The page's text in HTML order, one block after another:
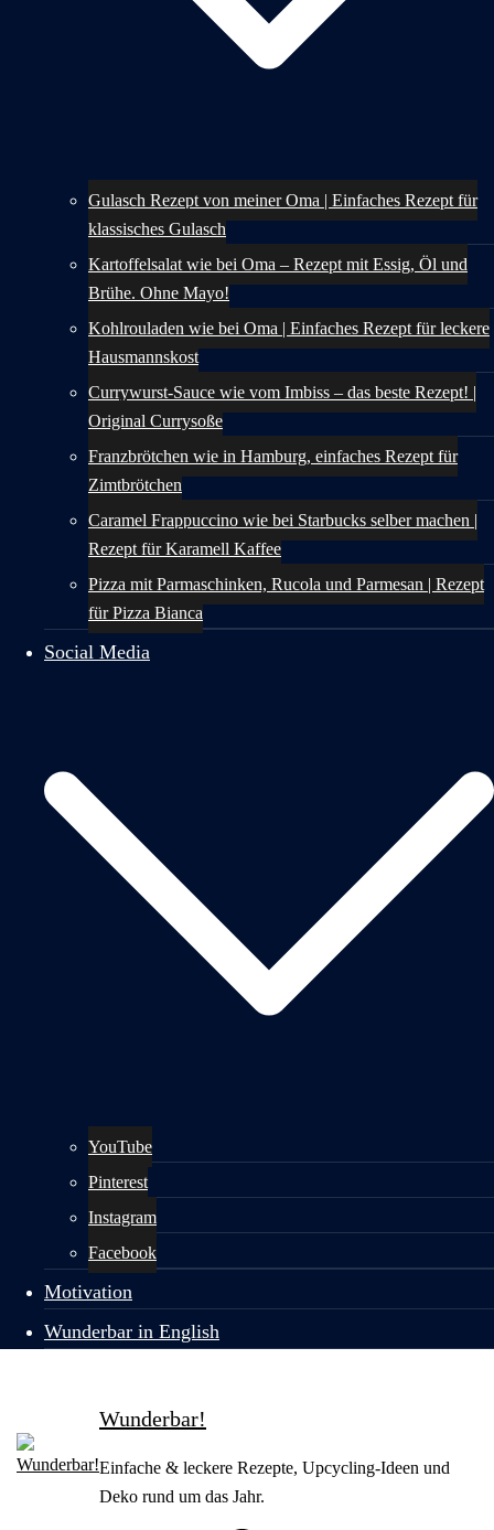
Gulasch Rezept von meiner Oma | Einfaches Rezept für
klassisches Gulasch
Kartoffelsalat wie bei Oma – Rezept mit Essig, Öl und
Brühe. Ohne Mayo!
Kohlrouladen wie bei Oma | Einfaches Rezept für leckere
Hausmannskost
Currywurst-Sauce wie vom Imbiss – das beste Rezept! |
Original Currysoße
Franzbrötchen wie in Hamburg, einfaches Rezept für
Zimtbrötchen
Caramel Frappuccino wie bei Starbucks selber machen |
Rezept für Karamell Kaffee
Pizza mit Parmaschinken, Rucola und Parmesan | Rezept
für Pizza Bianca
Social Media
YouTube
Pinterest
Instagram
Facebook
Motivation
Wunderbar in English
Wunderbar!
Einfache & leckere Rezepte, Upcycling-Ideen und
Deko rund um das Jahr.